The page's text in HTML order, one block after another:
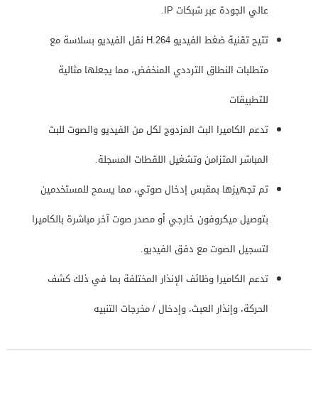
عالي الجودة عبر شبكات IP.
تتيح تقنية ضغط الفيديو H.264 نقل الفيديو بسلاسة مع
متطلبات النطاق الترددي المنخفض، مما يجعلها مثالية
للتطبيقات
تدعم الكاميرا البث المزدوج لكل من الفيديو والصوت للبث
المباشر المتزامن وتشغيل اللقطات المسجلة.
تم تجهيزها بمقبس إدخال صوتي، مما يسمح للمستخدمين
بتوصيل ميكروفون خارجي أو مصدر صوت آخر مباشرة بالكاميرا
لتسجيل الصوت مع دفق الفيديو.
تدعم الكاميرا وظائف الإنذار المختلفة بما في ذلك كشف
الحركة، وإنذار العبث، وإدخال / مخرجات التنبيه